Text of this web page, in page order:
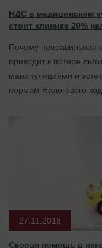
НДС в медицинском
стоит клинике 20%
Почему неправильная
приводит к потере
манипуляциями и
нормам Налогового
27.11.2018
Скорая помощь в